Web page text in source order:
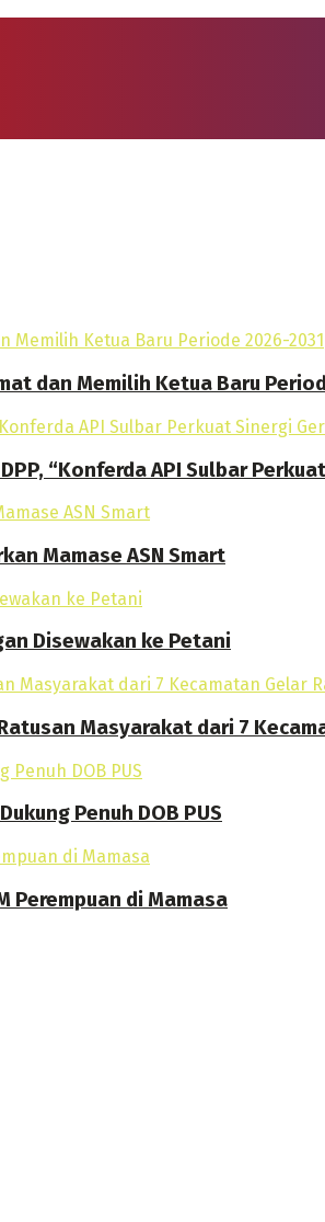
dan Memilih Ketua Baru
“Konferda API Sulbar
Mamase ASN Smart
Disewakan ke Petani
Masyarakat dari 7
Penuh DOB PUS
Perempuan di Mamasa